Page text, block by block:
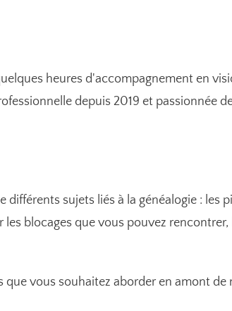
heures d'accompagnement en
depuis 2019 et passionnée
sujets liés à la généalogie : les
blocages que vous pouvez
vous souhaitez aborder en amont de